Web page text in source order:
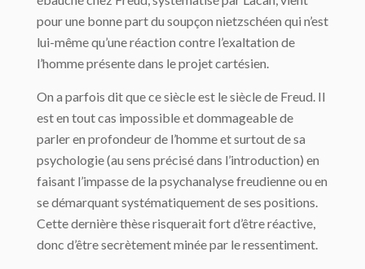
pour une bonne part du soupçon nietzschéen qui n’est
lui-même qu’une réaction contre l’exaltation de
l’homme présente dans le projet cartésien.
On a parfois dit que ce siècle est le siècle de Freud. Il
est en tout cas impossible et dommageable de
parler en profondeur de l’homme et surtout de sa
psychologie (au sens précisé dans l’introduction) en
faisant l’impasse de la psychanalyse freudienne ou en
se démarquant systématiquement de ses positions.
Cette dernière thèse risquerait fort d’être réactive,
donc d’être secrètement minée par le ressentiment.